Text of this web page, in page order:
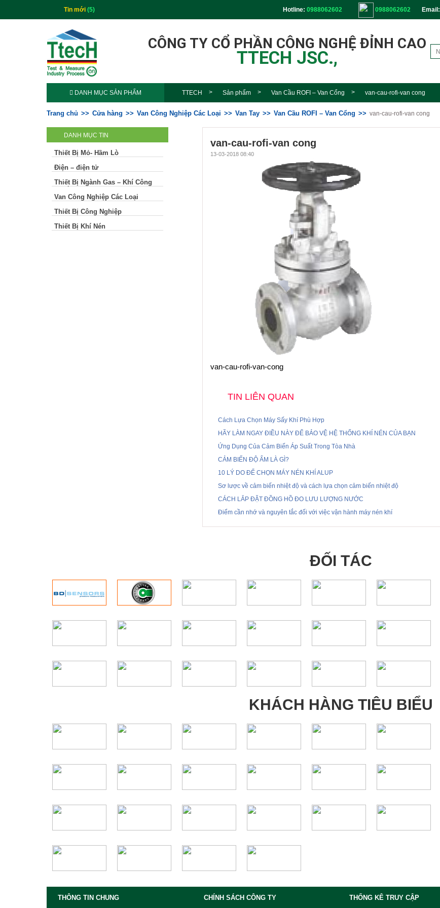
Tin mới (5) Hotline: 0988062602 0988062602 Email:
CÔNG TY CỔ PHẦN CÔNG NGHỆ ĐỈNH CAO
TTECH JSC.,
DANH MỤC SẢN PHẨM TTECH Sản phẩm Van Cầu ROFI – Van Cổng van-cau-rofi-van cong
Trang chủ Cửa hàng Van Công Nghiệp Các Loại Van Tay Van Cầu ROFI – Van Cổng van-cau-rofi-van cong
DANH MỤC TIN
Thiết Bị Mỏ- Hầm Lò
Điện – điện tử
Thiết Bị Ngành Gas – Khí Công
Van Công Nghiệp Các Loại
Thiết Bị Công Nghiệp
Thiết Bị Khí Nén
van-cau-rofi-van cong
13-03-2018 08:40
van-cau-rofi-van-cong
TIN LIÊN QUAN
Cách Lựa Chọn Máy Sấy Khí Phù Hợp
HÃY LÀM NGAY ĐIỀU NÀY ĐỂ BẢO VỆ HỆ THỐNG KHÍ NÉN CỦA BẠN
Ứng Dụng Của Cảm Biến Áp Suất Trong Tòa Nhà
CẢM BIẾN ĐỘ ẨM LÀ GÌ?
10 LÝ DO ĐỂ CHỌN MÁY NÉN KHÍ ALUP
Sơ lược về cảm biến nhiệt độ và cách lựa chọn cảm biến nhiệt độ
CÁCH LẮP ĐẶT ĐỒNG HỒ ĐO LƯU LƯỢNG NƯỚC
Điểm cần nhớ và nguyên tắc đối với việc vận hành máy nén khí
ĐỐI TÁC
KHÁCH HÀNG TIÊU BIỂU
THÔNG TIN CHUNG CHÍNH SÁCH CÔNG TY THỐNG KÊ TRUY CẬP